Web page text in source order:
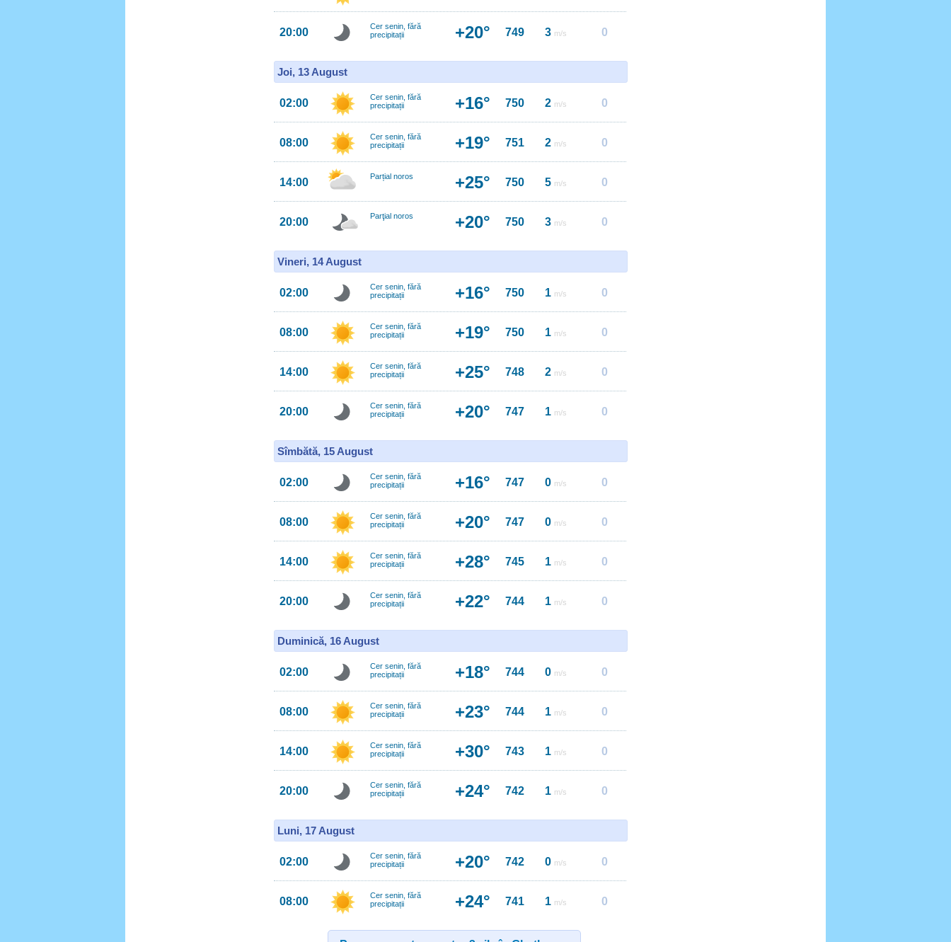
20:00
Cer senin, fără
precipitații
+20° 749 3 m/s 0
Joi, 13 August
02:00
Cer senin, fără
precipitații
+16° 750 2 m/s 0
08:00
Cer senin, fără
precipitații
+19° 751 2 m/s 0
14:00 Parțial noros +25° 750 5 m/s 0
20:00 Parţial noros +20° 750 3 m/s 0
Vineri, 14 August
02:00
Cer senin, fără
precipitații
+16° 750 1 m/s 0
08:00
Cer senin, fără
precipitații
+19° 750 1 m/s 0
14:00
Cer senin, fără
precipitații
+25° 748 2 m/s 0
20:00
Cer senin, fără
precipitații
+20° 747 1 m/s 0
Sîmbătă, 15 August
02:00
Cer senin, fără
precipitații
+16° 747 0 m/s 0
08:00
Cer senin, fără
precipitații
+20° 747 0 m/s 0
14:00
Cer senin, fără
precipitații
+28° 745 1 m/s 0
20:00
Cer senin, fără
precipitații
+22° 744 1 m/s 0
Duminică, 16 August
02:00
Cer senin, fără
precipitații
+18° 744 0 m/s 0
08:00
Cer senin, fără
precipitații
+23° 744 1 m/s 0
14:00
Cer senin, fără
precipitații
+30° 743 1 m/s 0
20:00
Cer senin, fără
precipitații
+24° 742 1 m/s 0
Luni, 17 August
02:00
Cer senin, fără
precipitații
+20° 742 0 m/s 0
08:00
Cer senin, fără
precipitații
+24° 741 1 m/s 0